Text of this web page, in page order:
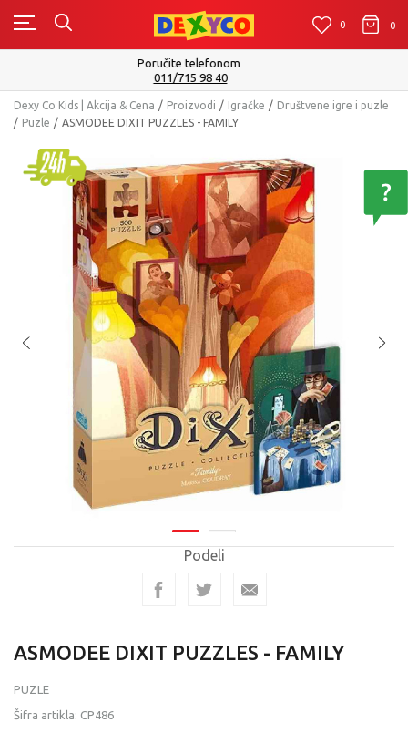
0 0 0
Isporuku možete očekivati u roku od 2 do 4 radna dana!
Pogledaj više
Dexy Co Kids | Akcija & Cena Proizvodi Igračke
Društvene igre i puzle
Puzle
ASMODEE DIXIT PUZZLES - FAMILY
Podeli
ASMODEE DIXIT PUZZLES - FAMILY
PUZLE
Šifra artikla: CP486